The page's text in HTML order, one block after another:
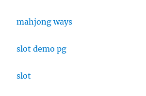
mahjong ways
slot demo pg
slot